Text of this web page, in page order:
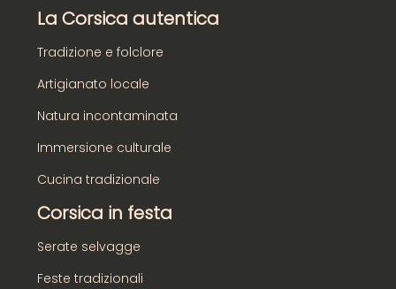
La Corsica autentica
Tradizione e folclore
Artigianato locale
Natura incontaminata
Immersione culturale
Cucina tradizionale
Corsica in festa
Serate selvagge
Feste tradizionali